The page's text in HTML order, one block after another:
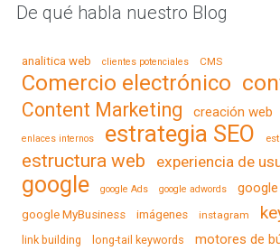
De qué habla nuestro Blog
analitica web clientes potenciales CMS
Comercio electrónico
Content Marketing creación web
enlaces internos estrategia SEO
estructura web experiencia de
google google Ads google adwords
google MyBusiness imágenes instagram
link building long-tail keywords
motores de